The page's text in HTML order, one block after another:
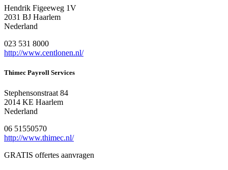
Hendrik Figeeweg 1V
2031 BJ Haarlem
Nederland
023 531 8000
http://www.centlonen.nl/
Thimec Payroll Services
Stephensonstraat 84
2014 KE Haarlem
Nederland
06 51550570
http://www.thimec.nl/
GRATIS offertes aanvragen